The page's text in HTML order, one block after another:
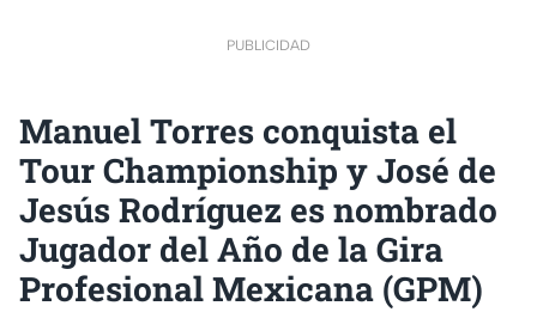
PUBLICIDAD
Manuel Torres conquista el
Tour Championship y José de
Jesús Rodríguez es nombrado
Jugador del Año de la Gira
Profesional Mexicana (GPM)